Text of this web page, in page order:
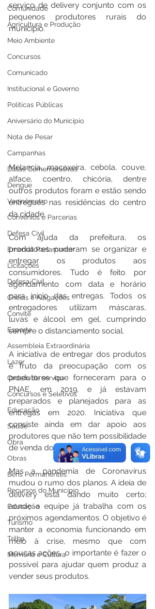
Comunidade
Agricultura e Produção
Meio Ambiente
Concursos
Comunicado
Institucional e Governo
Políticas Públicas
Aniversário do Município
Nota de Pesar
Campanhas
Datas Comemorativas
Dengue
Vacinômetro
Convênios e Parcerias
Defesa Civil
Emenda Parlamentar
Licitações
Defesa Civil
Cheias e Alagações
Convite
Esporte
Assembleia Extraordinária
Lazer
Ordem de serviço
Concursos e Seletivos
Educação
Saúde
Obra
Obras
Bens Permanentes
Recursos do Município
Educação
Turismo
Trilha
Memória e Cultura
serviço de delivery conjunto com os
pequenos produtores rurais do
município.
Melancia, macaxeira, cebola, couve,
alface, coentro, chicória, dentre
outros produtos foram e estão sendo
entregues nas residências do centro
da cidade.
Com ajuda da prefeitura, os
produtores puderam se organizar e
entregar os produtos aos
consumidores. Tudo é feito por
agendamento com data e horário
para início das entregas. Todos os
entregadores utilizam máscaras,
luvas e álcool em gel, cumprindo
sempre o distanciamento social.
A iniciativa de entregar dos produtos
é fruto da preocupação com os
produtores que forneceram para o
PNAE, em 2019, e já estavam
preparados e planejados para as
entregas em 2020. Iniciativa que
consiste ainda em dar apoio aos
produtores que não tem possibilidade
de venda dos produtos delivery.
Mas a pandemia de Coronavírus
mudou o rumo dos planos. A ideia de
delivery está dando muito certo;
aonde a equipe já trabalha com os
próximos agendamentos. O objetivo é
manter a economia funcionando em
meio à crise, mesmo que com
poucas ações, o importante é fazer o
possível para ajudar quem produz a
vender seus produtos.